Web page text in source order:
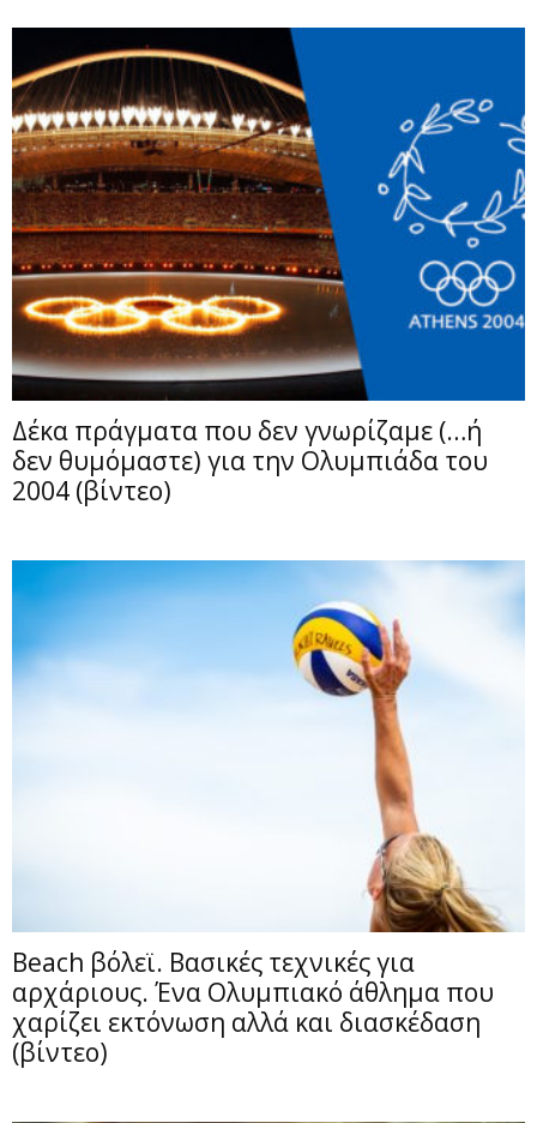
Δέκα πράγματα που δεν γνωρίζαμε (…ή
δεν θυμόμαστε) για την Ολυμπιάδα του
2004 (βίντεο)
Beach βόλεϊ. Βασικές τεχνικές για
αρχάριους. Ένα Ολυμπιακό άθλημα που
χαρίζει εκτόνωση αλλά και διασκέδαση
(βίντεο)